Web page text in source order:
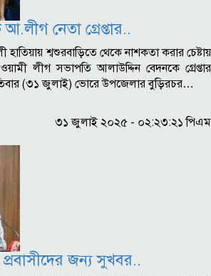
নেতা গ্রেপ্তার..
হাতিয়ায় শ্বশুরবাড়িতে থেকে নাশকতা করার চেষ্টায়
লীগ সভাপতি আলাউদ্দিন বেদনকে গ্রেপ্তার
(৩১ জুলাই) ভোরে উপজেলার বুড়িরচর…
৩১ জুলাই ২০২৫ - ০২:২৩:২১ পিএম
জন্য সুখবর..